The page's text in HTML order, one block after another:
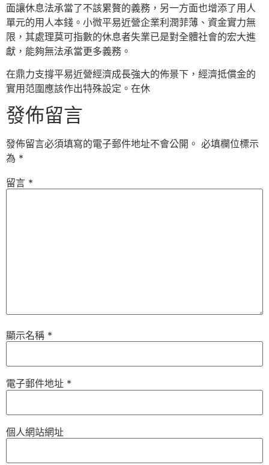
面讓休息法承當了不該累贅的義務，另一方面也增添了用人
單元的用人本錢。小微平易近營企業利潤菲薄、資金實力無
限，其處理莫可指數的休息者失業已是對全體社會的宏大進
獻，能夠無法承當更多義務。
在鼎力支撐平易近營經濟成長強大的佈景下，經濟抵償金的
實用范圍應該作出特殊設定。在休
發佈留言
發佈留言必須填寫的電子郵件地址不會公開。 必填欄位標示
為 *
留言 *
顯示名稱 *
電子郵件地址 *
個人網站網址